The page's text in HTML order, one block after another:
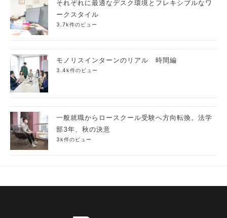
それぞれに最適なデスク環境とフレキシブルなワ
ークスタイル
3.7k件のビュー
モノリスインターンのリアル 時間編
3.4k件のビュー
一般就職からロースクール受験へ方向転換。法学
部3年、秋の決意
3k件のビュー